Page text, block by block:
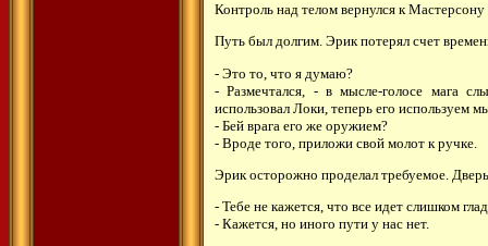
Контроль над телом вернулся к
Путь был долгим. Эрик потерял счет
- Это то, что я думаю?
- Размечтался, - в мысле-голосе мага
использовал Локи, теперь его используем
- Бей врага его же оружием?
- Вроде того, приложи свой молот к ручке.
Эрик осторожно проделал требуемое.
- Тебе не кажется, что все идет слишком
- Кажется, но иного пути у нас нет.